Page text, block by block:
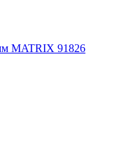
MATRIX 91826